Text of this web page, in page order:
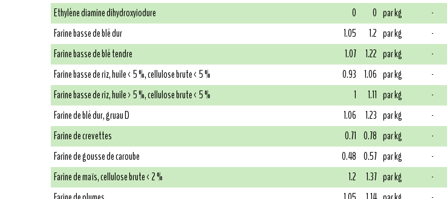
Ethylène diamine dihydroxyiodure
0 0 par kg
-
Farine basse de blé dur
1.05 1.2 par kg
-
Farine basse de blé tendre
1.07 1.22 par kg
-
Farine basse de riz, huile < 5 %, cellulose brute < 5 %
0.93 1.06 par kg
-
Farine basse de riz, huile > 5 %, cellulose brute < 5 %
1 1.11 par kg
-
Farine de blé dur, gruau D
1.06 1.23 par kg
-
Farine de crevettes
0.71 0.78 par kg
-
Farine de gousse de caroube
0.48 0.57 par kg
-
Farine de maïs, cellulose brute < 2 %
1.2 1.37 par kg
-